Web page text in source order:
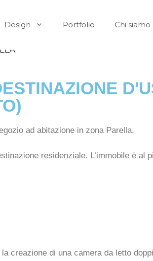
Design Portfolio Chi siamo
ad abitazione in zona Parella.
residenziale. L’immobile è al
creazione di una camera da letto